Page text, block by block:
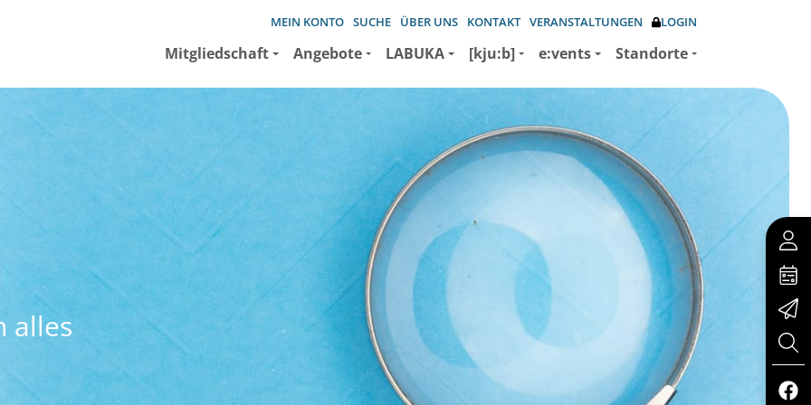
MEIN KONTO SUCHE ÜBER UNS KONTAKT VERANSTALTUNGEN LOGIN
Mitgliedschaft Angebote LABUKA [kju:b] e:vents Standorte
alles